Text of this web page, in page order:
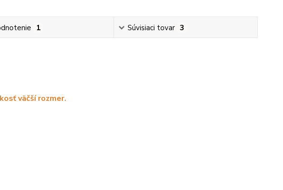
1 Súvisiaci tovar 3
väčší rozmer.